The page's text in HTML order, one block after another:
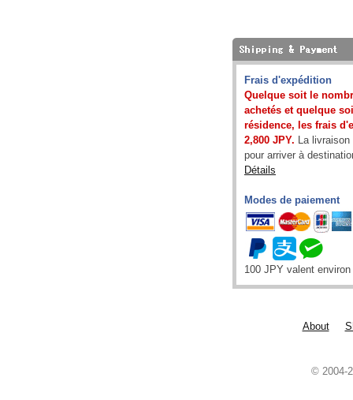
Frais d'expédition
Quelque soit le
achetés et quelque
résidence, les frais
2,800 JPY. La
pour arriver à
Détails
Modes de paiement
100 JPY valent
About
© 2004-